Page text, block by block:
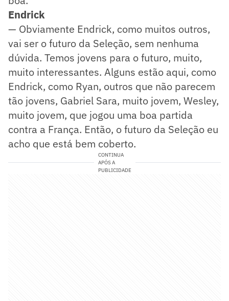
Endrick
— Obviamente Endrick, como muitos outros,
vai ser o futuro da Seleção, sem nenhuma
dúvida. Temos jovens para o futuro, muito,
muito interessantes. Alguns estão aqui, como
Endrick, como Ryan, outros que não parecem
tão jovens, Gabriel Sara, muito jovem, Wesley,
muito jovem, que jogou uma boa partida
contra a França. Então, o futuro da Seleção eu
acho que está bem coberto.
CONTINUA
APÓS A
PUBLICIDADE